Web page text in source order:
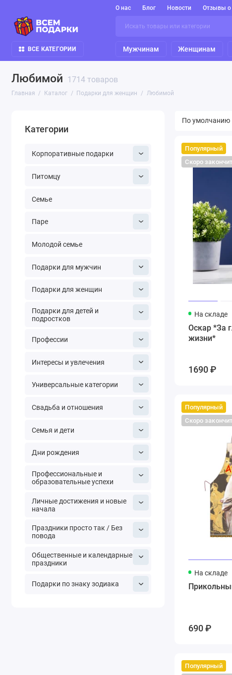
О нас Блог Новости Отзывы о
ВСЕ КАТЕГОРИИ Мужчинам Женщинам
Любимой 1714 товаров
Главная Каталог Подарки для женщин Любимой
Категории
Корпоративные подарки
Питомцу
Семье
Паре
Молодой семье
Подарки для мужчин
Подарки для женщин
Подарки для детей и
подростков
Профессии
Интересы и увлечения
Универсальные категории
Свадьба и отношения
Семья и дети
Дни рождения
Профессиональные и
образовательные успехи
Личные достижения и новые
начала
Праздники просто так / Без
повода
Общественные и календарные
праздники
Подарки по знаку зодиака
Популярный
Скоро
На складе
Оскар *За
жизни*
1690 ₽
Популярный
Скоро
На складе
690 ₽
Популярный